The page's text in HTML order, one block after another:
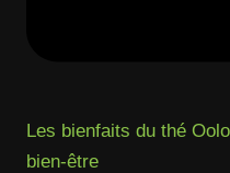
Les bienfaits du thé
bien-être